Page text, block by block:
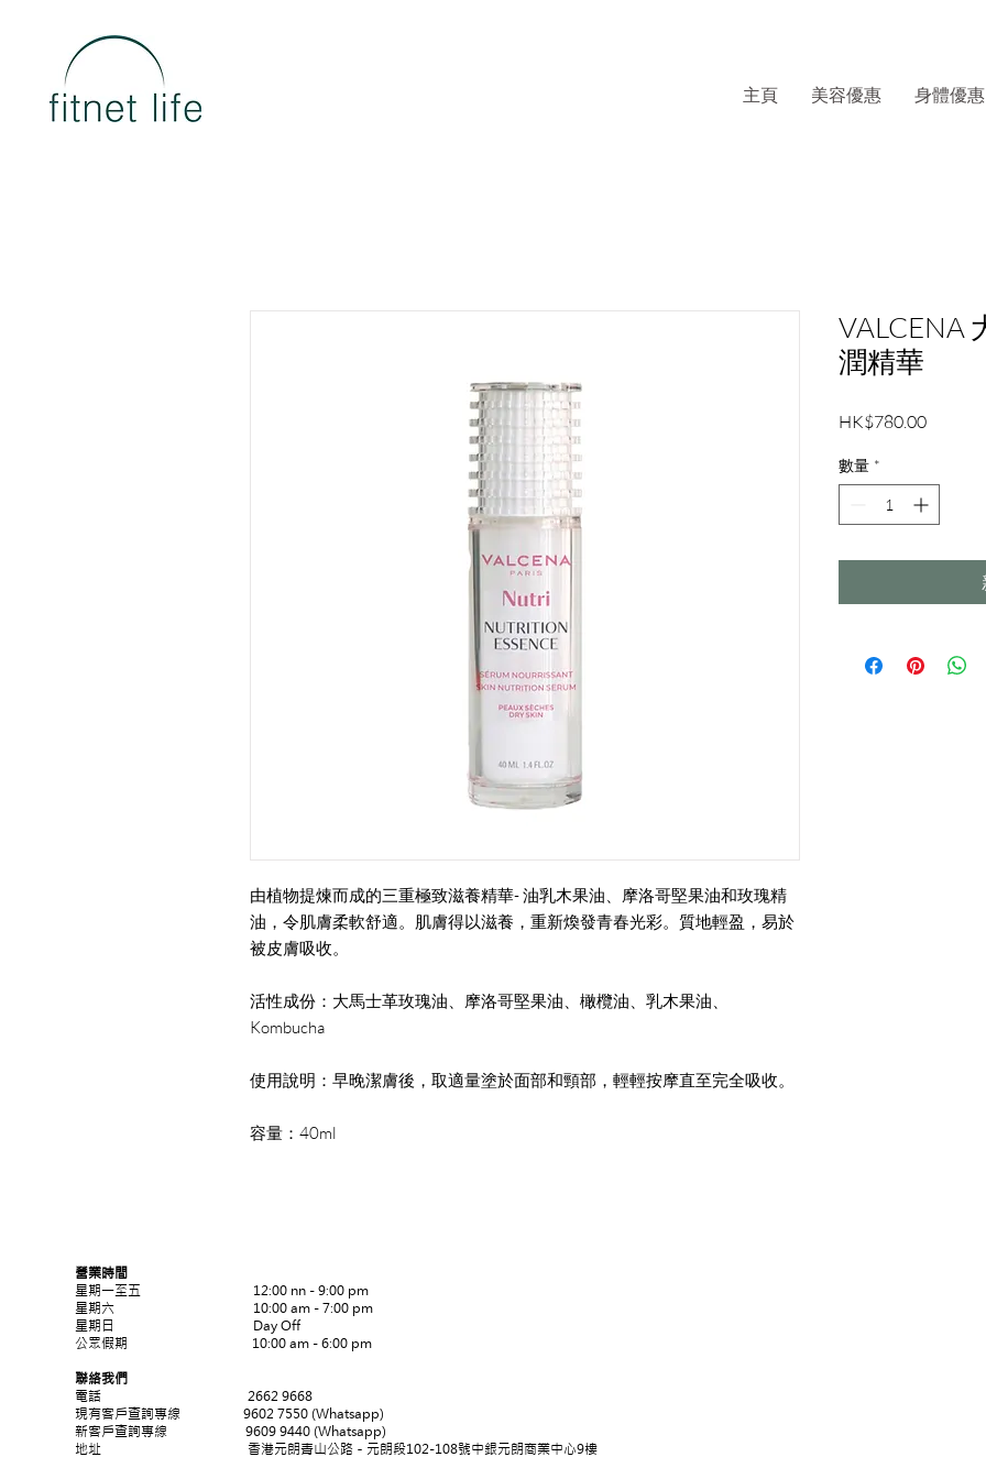
主頁 美容優惠 身體優惠
由植物提煉而成的三重極致滋養精華- 油乳木果油、摩洛哥堅果油和玫瑰精
油，令肌膚柔軟舒適。肌膚得以滋養，重新煥發青春光彩。質地輕盈，易於
被皮膚吸收。
活性成份：大馬士革玫瑰油、摩洛哥堅果油、橄欖油、乳木果油、
Kombucha
使用說明：早晚潔膚後，取適量塗於面部和頸部，輕輕按摩直至完全吸收。
容量：40ml
VALCENA
潤精華
HK$780.00價
數量 *
營業時間
星期一至五 12:00 nn - 9:00 pm
​星期六 10:00 am - 7:00 pm
星期日 Day Off
公眾假期 10:00 am - 6:00 pm
聯絡我們
電話 2662 9668
現有客戶查詢專線 9602 7550 (Whatsapp)
新客戶查詢專線 9609 9440 (Whatsapp)
地址 香港元朗青山公路－元朗段102-108號中銀元朗商業中心9樓